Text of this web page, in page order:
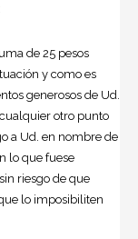
de 25 pesos
y como es
generosos de Ud.
otro punto
a Ud. en nombre de
lo que fuese
riesgo de que
lo imposibiliten